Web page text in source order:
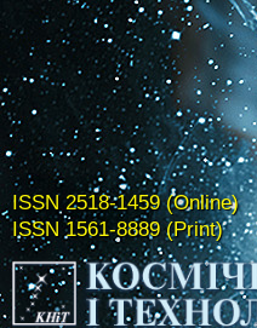
ISSN 2518-1459 (Online)
ISSN 1561-8889 (Print)